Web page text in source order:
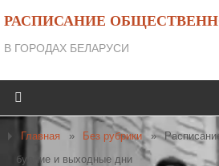
РАСПИСАНИЕ
В ГОРОДАХ БЕЛАРУСИ
Главная » Без рубрики »
будние и выходные дни